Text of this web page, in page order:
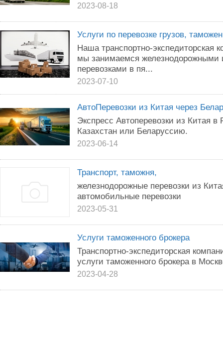
2023-08-18
Услуги по перевозке грузов,
Наша транспортно-экспедиторская
мы занимаемся железнодорожными
перевозками в пя...
2023-07-10
АвтоПеревозки из Китая через
Экспресс Автоперевозки из Китая
Казахстан или Беларуссию.
2023-06-14
Транспорт, таможня,
железнодорожные перевозки из
автомобильные перевозки
2023-05-31
Услуги таможенного брокера
Транспортно-экспедиторская
услуги таможенного брокера в
2023-04-28